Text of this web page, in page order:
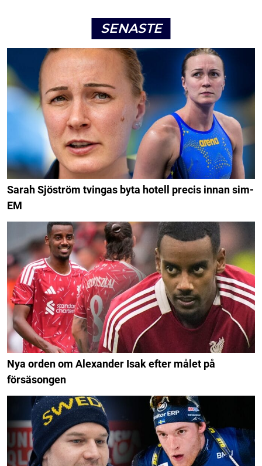
SENASTE
Sarah Sjöström tvingas byta hotell precis innan sim-
EM
Nya orden om Alexander Isak efter målet på
försäsongen